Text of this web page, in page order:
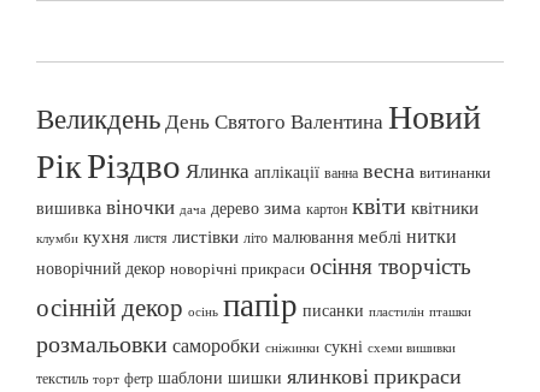
ВеликденьДень Святого ВалентинаНовий
РікРіздво Ялинка аплікації ванна весна витинанки
вишивка віночки дача дерево зима картон квіти квітники
клумби кухня листя листівки літо малювання меблі нитки
новорічний декор новорічні прикраси осіння творчість
осінній декор осінь папір писанки пластилін пташки
розмальовки саморобки сніжинки сукні схеми вишивки
текстиль торт фетр шаблони шишки ялинкові прикраси